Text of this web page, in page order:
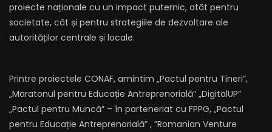
proiecte naționale cu un impact puternic, atât pentru
societate, cât și pentru strategiile de dezvoltare ale
autorităților centrale și locale.
Printre proiectele CONAF, amintim „Pactul pentru Tineri”,
„Maratonul pentru Educație Antreprenorială” „DigitalUP”
„Pactul pentru Muncă” – în parteneriat cu FPPG, „Pactul
pentru Educație Antreprenorială” , ”Romanian Venture